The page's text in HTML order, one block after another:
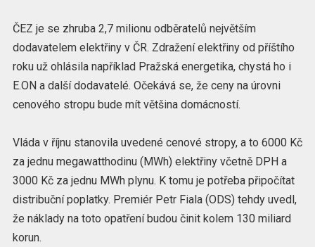
ČEZ je se zhruba 2,7 milionu odběratelů největším
dodavatelem elektřiny v ČR. Zdražení elektřiny od příštího
roku už ohlásila například Pražská energetika, chystá ho i
E.ON a další dodavatelé. Očekává se, že ceny na úrovni
cenového stropu bude mít většina domácností.
Vláda v říjnu stanovila uvedené cenové stropy, a to 6000 Kč
za jednu megawatthodinu (MWh) elektřiny včetně DPH a
3000 Kč za jednu MWh plynu. K tomu je potřeba připočítat
distribuční poplatky. Premiér Petr Fiala (ODS) tehdy uvedl,
že náklady na toto opatření budou činit kolem 130 miliard
korun.